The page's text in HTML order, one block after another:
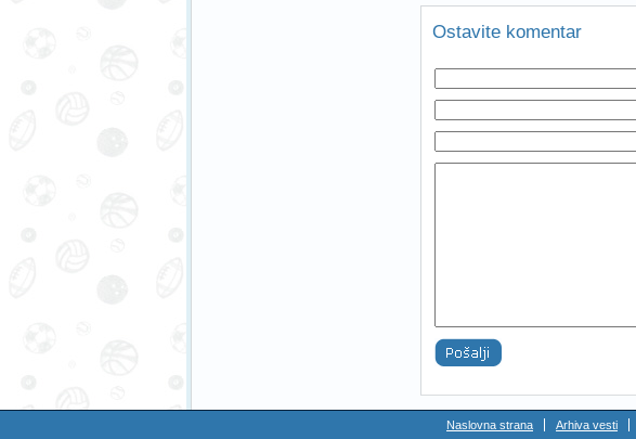
Ostavite komentar
Naslovna strana Arhiva vesti